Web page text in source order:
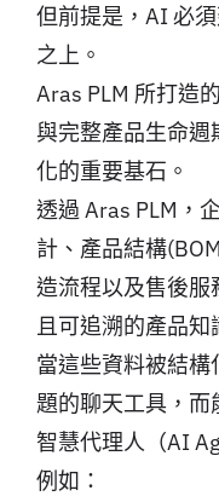
但前提是，AI 必
之上。
Aras PLM 所打造
與完整產品生命
化的重要基石。
透過 Aras PLM，
計、產品結構
造流程以及售後
且可追溯的產品知
當這些資料被結
題的聊天工具，而
智慧代理人（AI
例如：